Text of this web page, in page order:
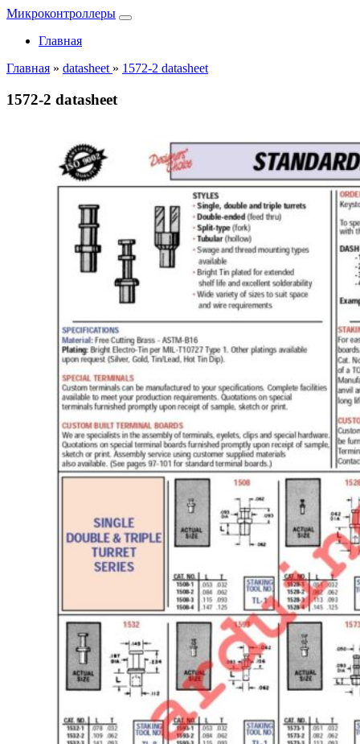
Микроконтроллеры
Главная
Главная » datasheet » 1572-2 datasheet
1572-2 datasheet